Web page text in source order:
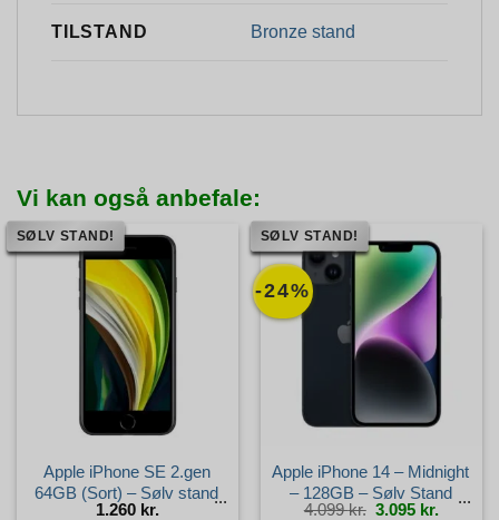
TILSTAND Bronze stand
Vi kan også anbefale:
SØLV STAND!
Apple iPhone SE 2.gen
64GB (Sort) – Sølv stand
1.260 kr.
-24%
SØLV STAND!
Apple iPhone 14 – Midnight
– 128GB – Sølv Stand
4.099kr. Den
oprindelige
3.095 kr. Den
aktuelle